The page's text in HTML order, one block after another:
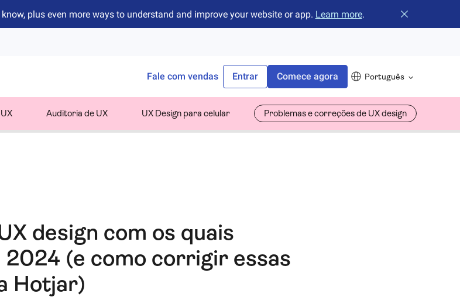
plus even more ways to understand and improve your website or app. Learn more. Fechar o
Fale com vendas Entrar Comece agora Português
Auditoria de UX UX Design para celular Problemas e correções de UX design
design com os quais
2024 (e como corrigir essas
Hotjar)